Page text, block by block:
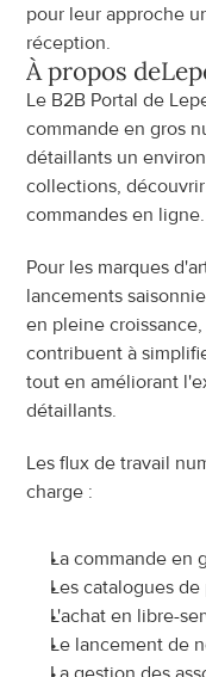
pour leur approche
réception.
À propos de
Le B2B Portal de
commande en gros
détaillants un
collections,
commandes en ligne.
Pour les marques
lancements
en pleine
contribuent à
tout en améliorant
détaillants.
Les flux de travail
charge :
La commande en
Les catalogues
L'achat en libre-
Le lancement de